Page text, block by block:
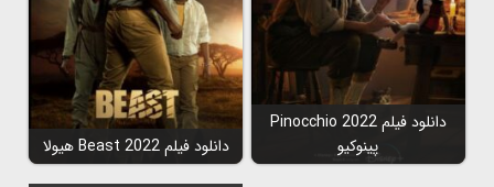
دانلود فیلم Pinocchio 2022
پینوکیو
دانلود فیلم Beast 2022 هیولا